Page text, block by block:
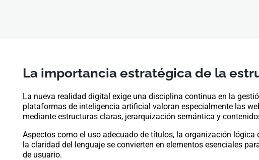
La importancia estratégica de la
La nueva realidad digital exige una disciplina continua en la
plataformas de inteligencia artificial valoran especialmente las
mediante estructuras claras, jerarquización semántica y
Aspectos como el uso adecuado de títulos, la organización
la claridad del lenguaje se convierten en elementos esenciales
de usuario.